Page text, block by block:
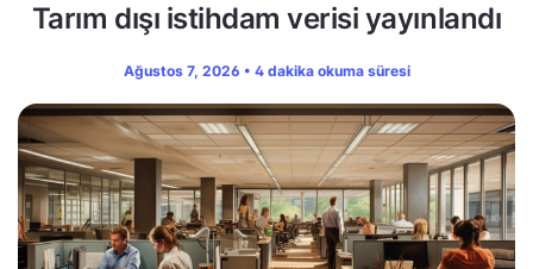
Tarım dışı istihdam verisi yayınlandı
Ağustos 7, 2026 • 4 dakika okuma süresi